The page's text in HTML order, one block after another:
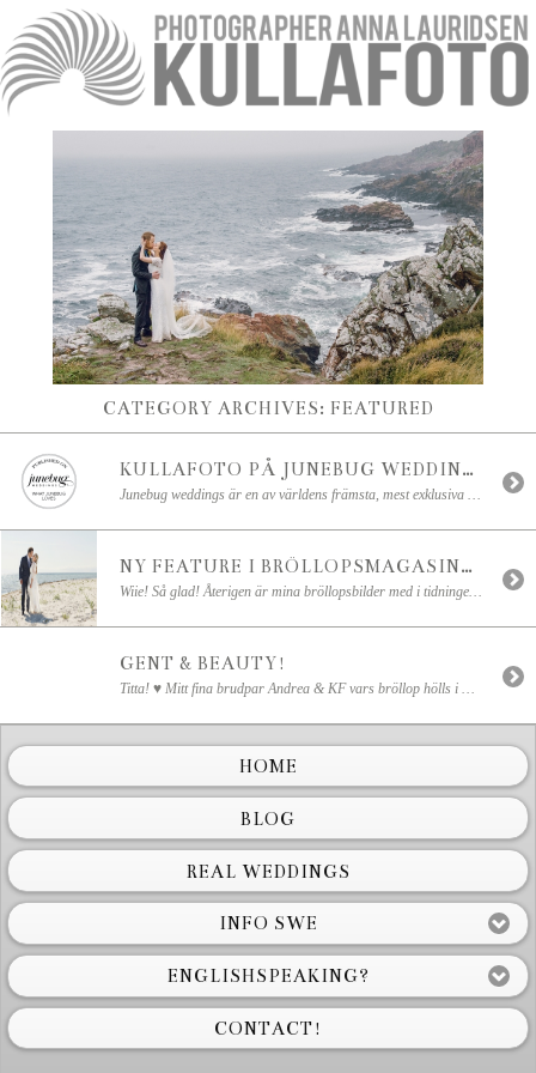
CATEGORY ARCHIVES: FEATURED
KULLAFOTO PÅ JUNEBUG WEDDINGS!
Junebug weddings är en av världens främsta, mest exklusiva och omtyckta bröllopsbloggar. Därför blev jag både super-stolt och mega-glad när de hörde av sig och ville göra en feature på Victoria & Mandeeps bröllop från Norrvikens Trädgårdar! Igår publicerades den! Oh vad kul det var att äntligen få se det “live”! Mannen och jag var på underbara Ystad Saltsjöbad så […]
NY FEATURE I BRÖLLOPSMAGASINET GENT & BEAUTY!
Wiie! Så glad! Återigen är mina bröllopsbilder med i tidningen Gent & Beauty!! ♥ Denna gången med Erika & Pontus fantastiska västkustbröllop! Tack till Zoo för att du publicerar mitt arbete! Wiie! So happy! Once again I have a feature in the magazine Gent & Beauty! ♥ This time with Erika & Pontus fantastic west coast […]
GENT & BEAUTY!
Titta! ♥ Mitt fina brudpar Andrea & KF vars bröllop hölls i Norrvikens trädgårdar är med i detta helt nya, väldigt coola nätmagasin – Gent & Beauty! Look! ♥ My lovely weddingcouple Andrea & KF from Norrvikens trädgårdar is in this very new, very cool web magazine – Gent & Beauty!
HOME
BLOG
REAL WEDDINGS
INFO SWE
ENGLISHSPEAKING?
CONTACT!